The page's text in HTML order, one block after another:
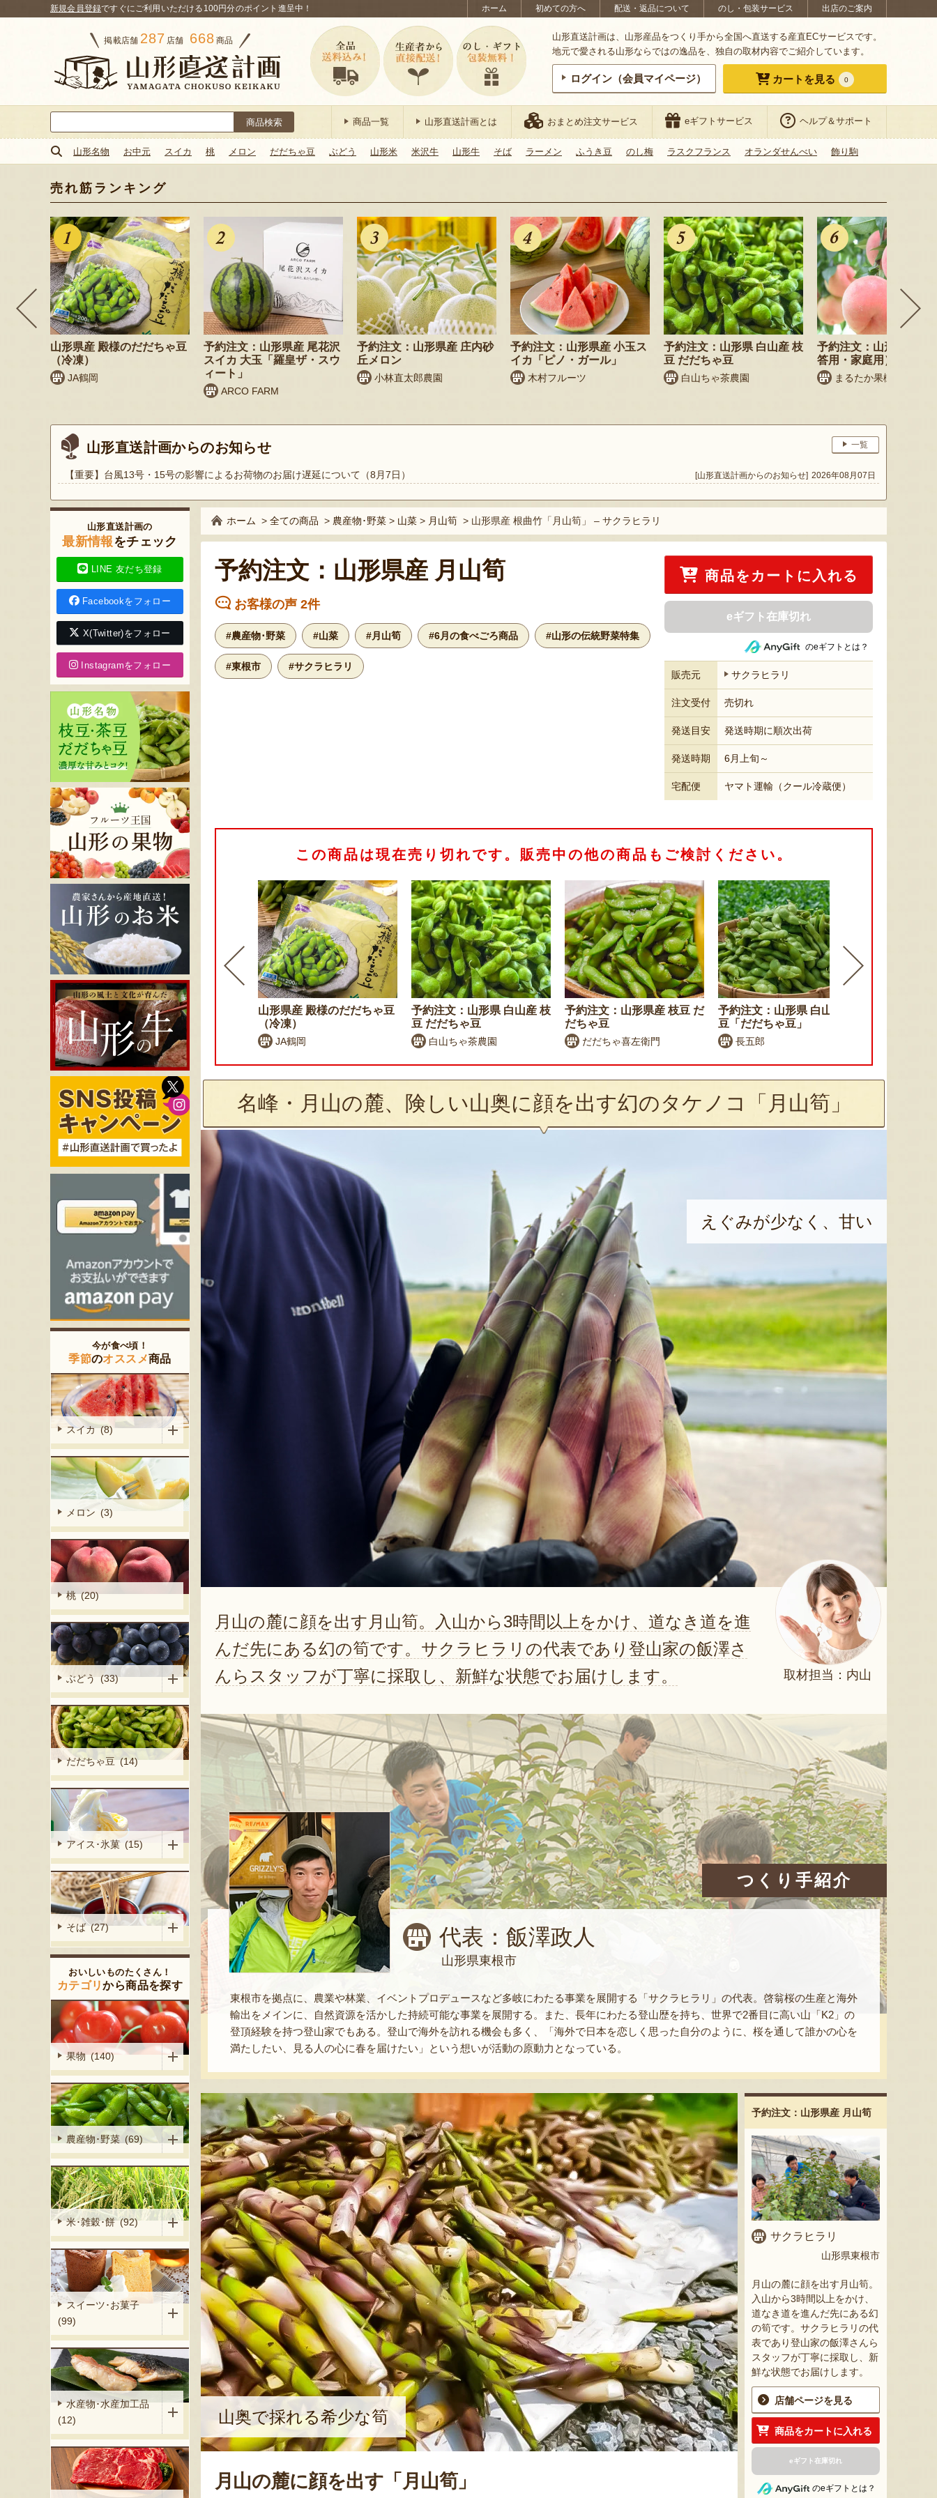
ホーム 初めての方へ 配送・返品について のし・包装サービス 出店のご案内
新規会員登録ですぐにご利用いただける100円分のポイント進呈中！
掲載店舗 287 店舗 668 商品
山形直送計画は、山形産品をつくり手から全国へ直送する産直ECサービスです。
地元で愛される山形ならではの逸品を、独自の取材内容でご紹介しています。
ログイン（会員マイページ） カートを見る 0
索:
商品一覧 山形直送計画とは おまとめ注文サービス eギフトサービス ヘルプ＆サポート
山形名物 お中元 スイカ 桃 メロン だだちゃ豆 ぶどう 山形米 米沢牛 山形牛 そば ラーメン ふうき豆 のし梅 ラスクフランス オランダせんべい 飾り駒
売れ筋ランキング
山形県産 殿様のだだちゃ豆
（冷凍）
JA鶴岡
予約注文：山形県産 尾花沢
スイカ 大玉「羅皇ザ・スウ
ィート」
ARCO FARM
予約注文：山形県産 庄内砂
丘メロン
小林直太郎農園
予約注文：山形県産 小玉ス
イカ「ピノ・ガール」
木村フルーツ
予約注文：山形県 白山産 枝
豆 だだちゃ豆
白山ちゃ茶農園
予約注文：山形県産 桃
答用・家庭用）
まるたか果樹園
山形直送計画からのお知らせ 一覧
【重要】台風13号・15号の影響によるお荷物のお届け遅延について（8月7日） [山形直送計画からのお知らせ] 2026年08月07日
ホーム > 全ての商品 > 農産物･野菜 > 山菜 > 月山筍 > 山形県産 根曲竹「月山筍」 – サクラヒラリ
予約注文：山形県産 月山筍
お客様の声 2件
#農産物･野菜 #山菜 #月山筍 #6月の食べごろ商品 #山形の伝統野菜特集
#東根市 #サクラヒラリ
商品をカートに入れる
eギフト在庫切れ
のeギフトとは？
販売元 サクラヒラリ
注文受付 売切れ
発送目安 発送時期に順次出荷
発送時期 6月上旬～
宅配便 ヤマト運輸（クール冷蔵便）
この商品は現在売り切れです。販売中の他の商品もご検討ください。
山形県産 殿様のだだちゃ豆
（フリーズドライ）
JA鶴岡
山形県産 殿様のだだちゃ豆
（冷凍）
JA鶴岡
予約注文：山形県 白山産 枝
豆 だだちゃ豆
白山ちゃ茶農園
予約注文：山形県産 枝豆 だ
だちゃ豆
だだちゃ喜左衛門
予約注文：山形県 白山産 枝
豆「だだちゃ豆」
長五郎
名峰・月山の麓、険しい山奥に顔を出す幻のタケノコ「月山筍」
えぐみが少なく、甘い
取材担当：内山
月山の麓に顔を出す月山筍。入山から3時間以上をかけ、道なき道を進
んだ先にある幻の筍です。サクラヒラリの代表であり登山家の飯澤さ
んらスタッフが丁寧に採取し、新鮮な状態でお届けします。
つくり手紹介
代表：飯澤政人
山形県東根市
東根市を拠点に、農業や林業、イベントプロデュースなど多岐にわたる事業を展開する「サクラヒラリ」の代表。啓翁桜の生産と海外
輸出をメインに、自然資源を活かした持続可能な事業を展開する。また、長年にわたる登山歴を持ち、世界で2番目に高い山「K2」の
登頂経験を持つ登山家でもある。登山で海外を訪れる機会も多く、「海外で日本を恋しく思った自分のように、桜を通して誰かの心を
満たしたい、見る人の心に春を届けたい」という想いが活動の原動力となっている。
山奥で採れる希少な筍
月山の麓に顔を出す「月山筍」
予約注文：山形県産 月山筍
サクラヒラリ
山形県東根市
月山の麓に顔を出す月山筍。
入山から3時間以上をかけ、
道なき道を進んだ先にある幻
の筍です。サクラヒラリの代
表であり登山家の飯澤さんら
スタッフが丁寧に採取し、新
鮮な状態でお届けします。
店舗ページを見る
商品をカートに入れる
eギフト在庫切れ
のeギフトとは？
山形直送計画の
最新情報をチェック
LINE 友だち登録
Facebookをフォロー
X(Twitter)をフォロー
Instagramをフォロー
今が食べ頃！
季節のオススメ商品
スイカ (8)
メロン (3)
桃 (20)
ぶどう (33)
だだちゃ豆 (14)
アイス･氷菓 (15)
そば (27)
おいしいものたくさん！
カテゴリから商品を探す
果物 (140)
農産物･野菜 (69)
米･雑穀･餅 (92)
スイーツ･お菓子
(99)
水産物･水産加工品
(12)